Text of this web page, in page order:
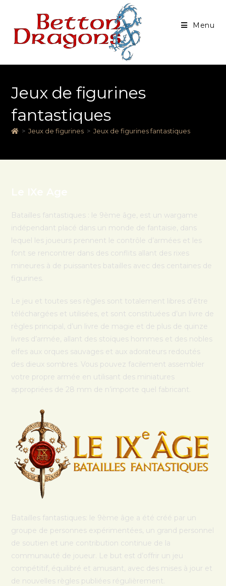
Menu
Jeux de figurines
fantastiques
> Jeux de figurines > Jeux de figurines fantastiques
Batailles fantastiques : le 9ème âge, est un wargame
indépendant placé dans un monde de fantaisie, dans
lequel les joueurs prennent le contrôle d’armées et les
font se rencontrer dans des conflits allant des rixes
mineures à de puissantes batailles avec des centaines de
figurines.
Le jeu et toutes ses règles sont totalement libres d’être
téléchargées et utilisées, et sont constituées d’un livre de
règles principal, d’un livre de magie et de plus de quinze
livres d’armée, allant des stoïques hommes et des nobles
elfes aux orques sauvages et aux adorateurs redoutés
des dieux sombres. Vous pouvez facilement assembler
votre propre armée en utilisant des miniatures
appropriées de 28 mm de n’importe quel fabricant.
Batailles fantastiques: le 9ème âge a été créé par un
groupe de personnes expérimentées, un grand personnel
de soutien et une contribution continue de la
communauté de joueur. Le but est d’offrir un jeu
compétitif, équilibré et amusant, avec des mises à jour et
de nouvelles règles publiées régulièrement.